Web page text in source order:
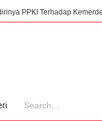
Kemerdekaan Indonesia